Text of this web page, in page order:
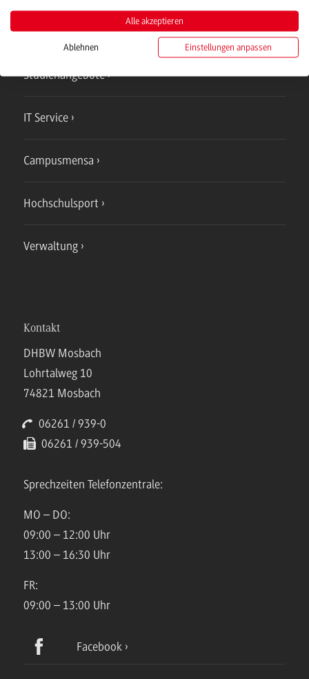
Bad Mergentheim
Studienangebote
IT Service
Campusmensa
Hochschulsport
Verwaltung
Kontakt
DHBW Mosbach
Lohrtalweg 10
74821 Mosbach
06261 / 939-0
06261 / 939-504
Sprechzeiten Telefonzentrale:
MO – DO:
09:00 – 12:00 Uhr
13:00 – 16:30 Uhr
FR:
09:00 – 13:00 Uhr
Facebook
Alle akzeptieren
Ablehnen Einstellungen anpassen